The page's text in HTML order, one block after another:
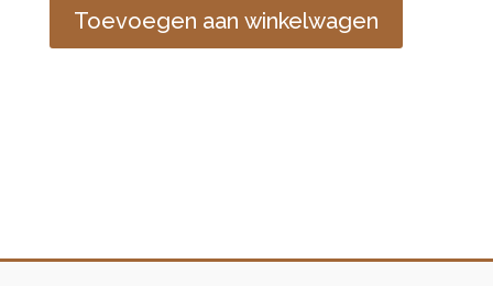
Toevoegen aan winkelwagen